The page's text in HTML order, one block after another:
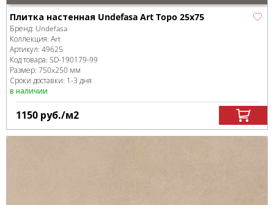
Плитка настенная Undefasa Art Topo 25x75
Бренд: Undefasa
Коллекция: Art
Артикул: 49625
Код товара: SD-190179-99
Размер: 750x250 мм
Сроки доставки: 1-3 дня
в наличии
1150 руб./м2